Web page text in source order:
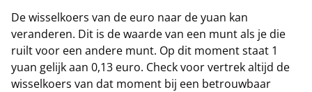
De wisselkoers van de euro naar de yuan kan
veranderen. Dit is de waarde van een munt als je die
ruilt voor een andere munt. Op dit moment staat 1
yuan gelijk aan 0,13 euro. Check voor vertrek altijd de
wisselkoers van dat moment bij een betrouwbaar